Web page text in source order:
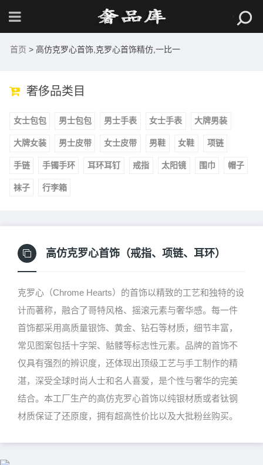
首页 > 高仿克罗心首饰,克罗心首饰精仿,一比一
奢侈品类目
女士包包 男士包包 男士手表 女士手表 大牌男装
大牌女装 男士皮带 女士皮带 男鞋 女鞋 项链
手链 手镯手环 耳环耳钉 戒指 太阳镜 围巾 帽子
袜子 行李箱
高仿克罗心首饰（戒指、项链、耳环）
克罗心（Chrome Hearts）的首饰以精致的工艺和独特的设
计而著称，融合了哥特风格、摇滚元素与奢华感。每一件
首饰都采用高质量银饰、黄金、钻石等材质，细节丰富，
常见图案包括十字架、骷髅等标志性元素。品牌的首饰不
仅具有强烈的辨识度，还体现出顶级工艺与手工制作的精
湛，深受全球时尚人士和名人喜爱，是个性与奢华的完美
结合。本工厂生产的高仿克罗心首饰以纯银材质或者钛钢
材质保证了还原度，拥有超高性价比以及大批粉丝购买。